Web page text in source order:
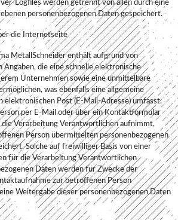
Logfiles werden getrennt von allen durch eine
personenbezogenen Daten gespeichert.
die Internetseite
MetallSchneider enthält aufgrund von
Angaben, die eine schnelle elektronische
Unternehmen sowie eine unmittelbare
was ebenfalls eine allgemeine
elektronischen Post (E-Mail-Adresse) umfasst.
per E-Mail oder über ein Kontaktformular
Verarbeitung Verantwortlichen aufnimmt,
Person übermittelten personenbezogenen
Solche auf freiwilliger Basis von einer
für die Verarbeitung Verantwortlichen
Daten werden für Zwecke der
zur betroffenen Person
Weitergabe dieser personenbezogenen Daten